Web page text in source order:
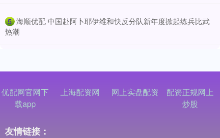
5 ​海顺优配 中国赴阿卜耶伊维和快反分队新年度掀起练兵比武
热潮
优配网官网下
载app
上海配资网 网上实盘配资
配资正规网上
炒股
友情链接：